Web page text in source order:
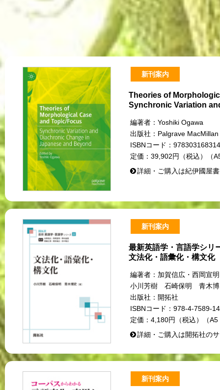
新刊案内
Theories of
Synchronic Variation
編著者： Yoshiki Ogawa
出版社： Palgrave MacMillan
ISBNコード：
定価： 39,902円（税込）（
詳細・ご購入は紀伊國屋
新刊案内
最新英語学・言語学シリ
文法化・語彙化・構文化
編著者： 加賀信広・西岡宣
小川芳樹 石崎保明 青木
出版社： 開拓社
ISBNコード： 978-4-7589-
定価： 4,180円（税込）（
詳細・ご購入は開拓社の
新刊案内